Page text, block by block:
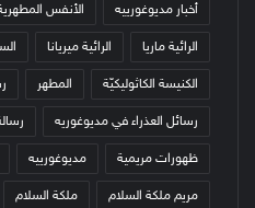
أخبار مديوغورييه الأنفس
الرائية ماريا الرائية ميريانا
الكنيسة الكاثوليكيّة المطهر
رسائل العذراء في مديوغوريه
ظهورات مريمية مديوغورييه
مريم ملكة السلام ملكة السلام